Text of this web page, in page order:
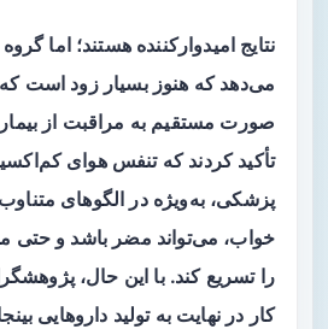
نتایج امیدوارکننده هستند؛ اما
می‌دهد که هنوز بسیار زود است که
صورت مستقیم به مراقبت از
تأکید کردند که تنفس هوای
پزشکی، به‌ویژه در الگو‌های
خواب، می‌تواند مضر باشد و حتی
را تسریع کند. با این حال،
کار در نهایت به تولید دارو‌هایی